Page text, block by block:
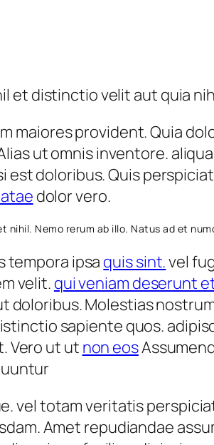
maiores provident. Quia
ut omnis inventore.
est doloribus. Quis
dolor vero.
nihil. Nemo rerum ab illo. Natus ad et
tempora ipsa quis sint.vel
velit. qui veniam deserunt
doloribus. Molestias
sapiente quos.
Vero ut ut non eos
vel totam veritatis
Amet repudiandae